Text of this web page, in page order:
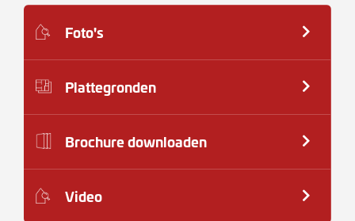
Foto's
Plattegronden
Brochure downloaden
Video